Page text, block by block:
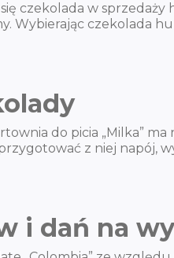
czekolada w
Wybierając czekolada
do picia „Milka”
z niej napój,
i dań na